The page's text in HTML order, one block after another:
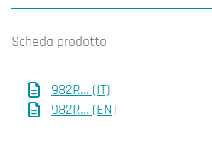
Scheda prodotto
982R... (IT)
982R... (EN)